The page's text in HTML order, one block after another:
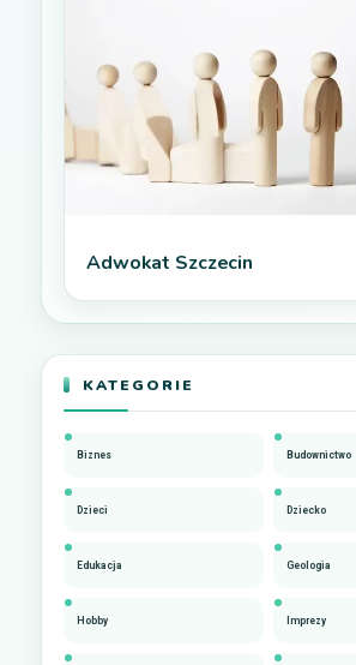
Adwokat Szczecin
KATEGORIE
Biznes Budownictwo
Dzieci Dziecko
Edukacja Geologia
Hobby Imprezy